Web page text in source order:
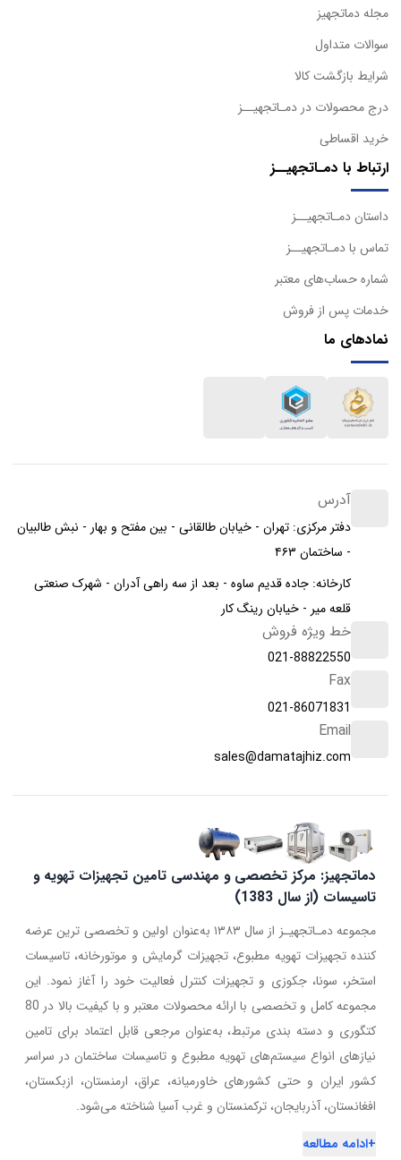
مجله دماتجهیز
سوالات متداول
شرایط بازگشت کالا
درج محصولات در دمـاتجهیــز
خرید اقساطی
ارتباط با دمـاتجهیــز
داستان دمـاتجهیــز
تماس با دمـاتجهیــز
شماره حساب‌های معتبر
خدمات پس از فروش
نمادهای ما
آدرس
دفتر مرکزی: تهران - خیابان طالقانی - بین مفتح و بهار - نبش طالبیان
- ساختمان ۴۶۳
کارخانه: جاده قدیم ساوه - بعد از سه راهی آدران - شهرک صنعتی
قلعه میر - خیابان رینگ کار
خط ویژه فروش
021-88822550
Fax
021-86071831
Email
sales@damatajhiz.com
دماتجهیز: مرکز تخصصی و مهندسی تامین تجهیزات تهویه و
تاسیسات (از سال 1383)
مجموعه دمـاتجهیـز از سال ۱۳۸۳ به‌عنوان اولین و تخصصی ترین عرضه
کننده تجهیزات تهویه مطبوع، تجهیزات گرمایش و موتورخانه، تاسیسات
استخر، سونا، جکوزی و تجهیزات کنترل فعالیت خود را آغاز نمود. این
مجموعه کامل و تخصصی با ارائه محصولات معتبر و با کیفیت بالا در 80
کتگوری و دسته بندی مرتبط، به‌عنوان مرجعی قابل اعتماد برای تامین
نیازهای انواع سیستم‌های تهویه مطبوع و تاسیسات ساختمان در سراسر
کشور ایران و حتی کشورهای خاورمیانه، عراق، ارمنستان، ازبکستان،
افغانستان، آذربایجان، ترکمنستان و غرب آسیا شناخته می‌شود.
+ادامه مطالعه